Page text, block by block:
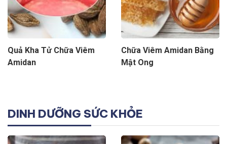
Quả Kha Tử Chữa Viêm
Amidan
Chữa Viêm Amidan Bằng
Mật Ong
DINH DƯỠNG SỨC KHỎE